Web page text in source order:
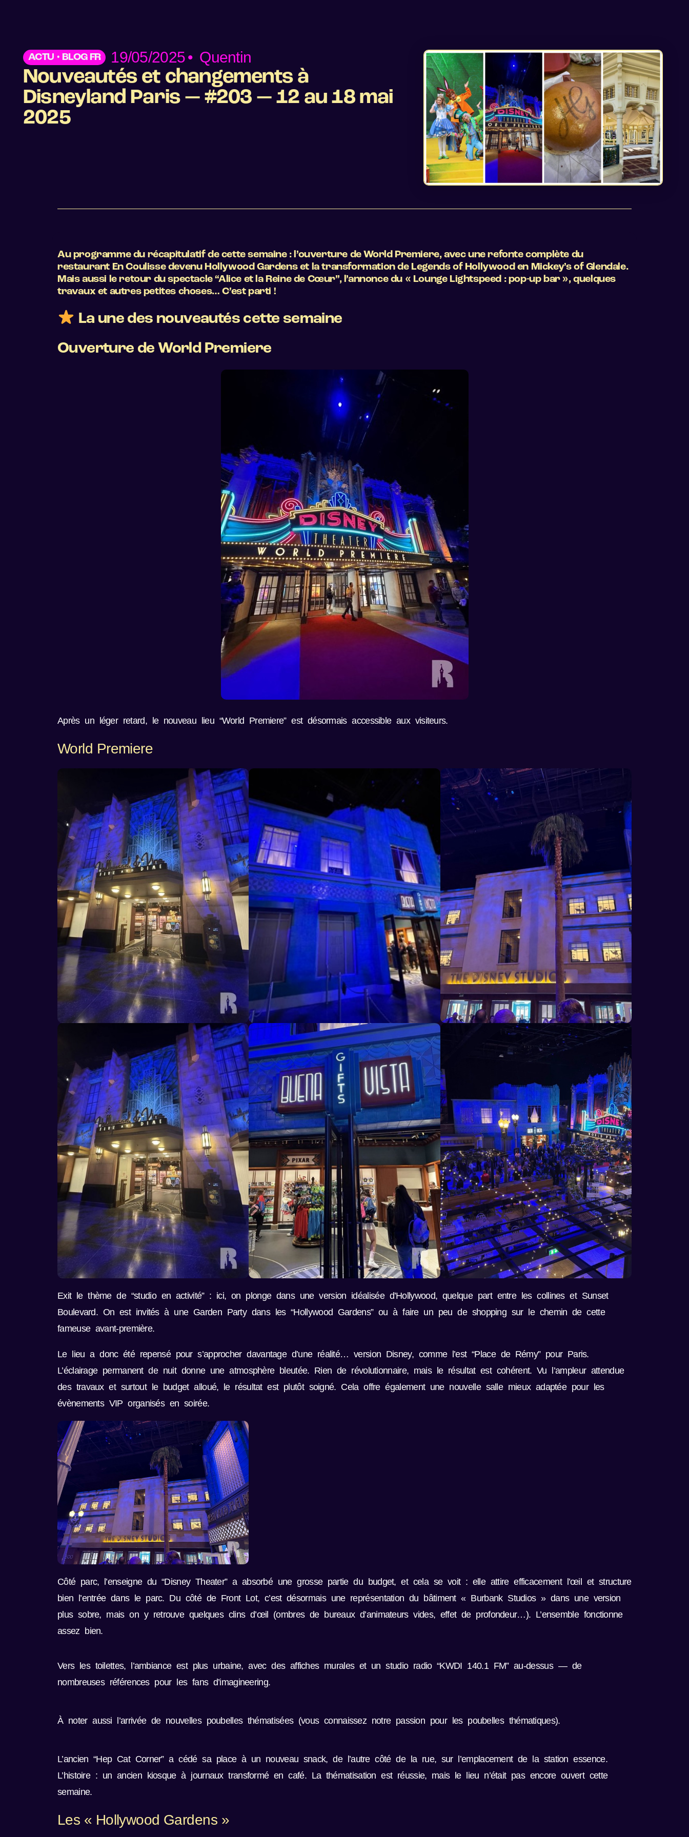
ACTU •BLOG FR 19/05/2025• Quentin
Nouveautés et changements à
Disneyland Paris — #203 — 12 au 18 mai
2025
Au programme du récapitulatif de cette semaine : l’ouverture de World Premiere, avec une refonte complète du
restaurant En Coulisse devenu Hollywood Gardens et la transformation de Legends of Hollywood en Mickey’s of Glendale.
Mais aussi le retour du spectacle “Alice et la Reine de Cœur”, l’annonce du « Lounge Lightspeed : pop-up bar », quelques
travaux et autres petites choses… C’est parti !
La une des nouveautés cette semaine
Ouverture de World Premiere
Après un léger retard, le nouveau lieu “World Premiere” est désormais accessible aux visiteurs.
World Premiere
Exit le thème de “studio en activité” : ici, on plonge dans une version idéalisée d’Hollywood, quelque part entre les collines et Sunset
Boulevard. On est invités à une Garden Party dans les “Hollywood Gardens” ou à faire un peu de shopping sur le chemin de cette
fameuse avant-première.
Le lieu a donc été repensé pour s’approcher davantage d’une réalité… version Disney, comme l’est “Place de Rémy” pour Paris.
L’éclairage permanent de nuit donne une atmosphère bleutée. Rien de révolutionnaire, mais le résultat est cohérent. Vu l’ampleur attendue
des travaux et surtout le budget alloué, le résultat est plutôt soigné. Cela offre également une nouvelle salle mieux adaptée pour les
évènements VIP organisés en soirée.
Côté parc, l’enseigne du “Disney Theater” a absorbé une grosse partie du budget, et cela se voit : elle attire efficacement l’œil et structure
bien l’entrée dans le parc. Du côté de Front Lot, c’est désormais une représentation du bâtiment « Burbank Studios » dans une version
plus sobre, mais on y retrouve quelques clins d’œil (ombres de bureaux d’animateurs vides, effet de profondeur…). L’ensemble fonctionne
assez bien.
Vers les toilettes, l’ambiance est plus urbaine, avec des affiches murales et un studio radio “KWDI 140.1 FM” au-dessus — de
nombreuses références pour les fans d’imagineering.
À noter aussi l’arrivée de nouvelles poubelles thématisées (vous connaissez notre passion pour les poubelles thématiques).
L’ancien “Hep Cat Corner” a cédé sa place à un nouveau snack, de l’autre côté de la rue, sur l’emplacement de la station essence.
L’histoire : un ancien kiosque à journaux transformé en café. La thématisation est réussie, mais le lieu n’était pas encore ouvert cette
semaine.
Les « Hollywood Gardens »